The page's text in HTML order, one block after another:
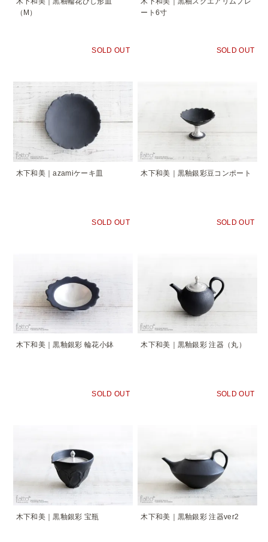
（M）
SOLD OUT
ート6寸
SOLD OUT
木下和美｜azamiケーキ皿
SOLD OUT
木下和美｜黒釉銀彩豆コンポート
SOLD OUT
木下和美｜黒釉銀彩 輪花小鉢
SOLD OUT
木下和美｜黒釉銀彩 注器（丸）
SOLD OUT
木下和美｜黒釉銀彩 宝瓶 木下和美｜黒釉銀彩 注器ver2